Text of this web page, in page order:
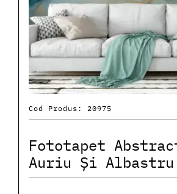
Cod Produs: 20975
Fototapet
Auriu Și Albastru